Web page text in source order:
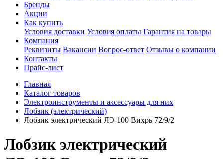
Бренды
Акции
Как купить
Условия доставки Условия оплаты Гарантия на товары
Компания
Реквизиты Вакансии Вопрос-ответ Отзывы о компании
Контакты
Прайс-лист
Главная
Каталог товаров
Электроинструменты и аксессуары для них
Лобзик (электрический)
Лобзик электрический ЛЭ-100 Вихрь 72/9/2
Лобзик электрический